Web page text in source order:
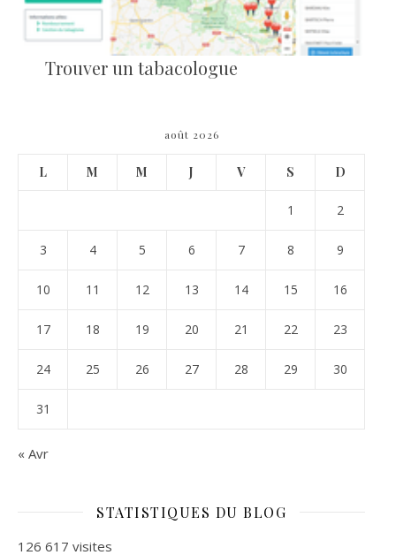
Trouver un tabacologue
août 2026
L M M J V S D
1 2
3 4 5 6 7 8 9
10 11 12 13 14 15 16
17 18 19 20 21 22 23
24 25 26 27 28 29 30
31
« Avr
STATISTIQUES DU BLOG
126 617 visites